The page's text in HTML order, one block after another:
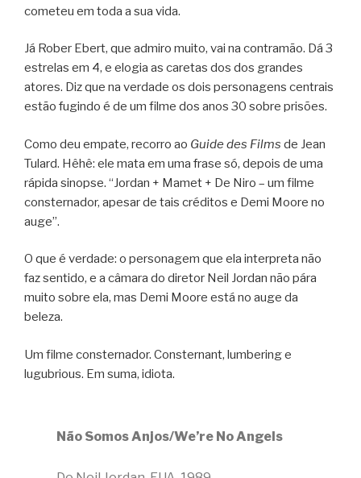
cometeu em toda a sua vida.
Já Rober Ebert, que admiro muito, vai na contramão. Dá 3
estrelas em 4, e elogia as caretas dos dos grandes
atores. Diz que na verdade os dois personagens centrais
estão fugindo é de um filme dos anos 30 sobre prisões.
Como deu empate, recorro ao Guide des Films de Jean
Tulard. Hêhê: ele mata em uma frase só, depois de uma
rápida sinopse. “Jordan + Mamet + De Niro – um filme
consternador, apesar de tais créditos e Demi Moore no
auge”.
O que é verdade: o personagem que ela interpreta não
faz sentido, e a câmara do diretor Neil Jordan não pára
muito sobre ela, mas Demi Moore está no auge da
beleza.
Um filme consternador. Consternant, lumbering e
lugubrious. Em suma, idiota.
Não Somos Anjos/We’re No Angels